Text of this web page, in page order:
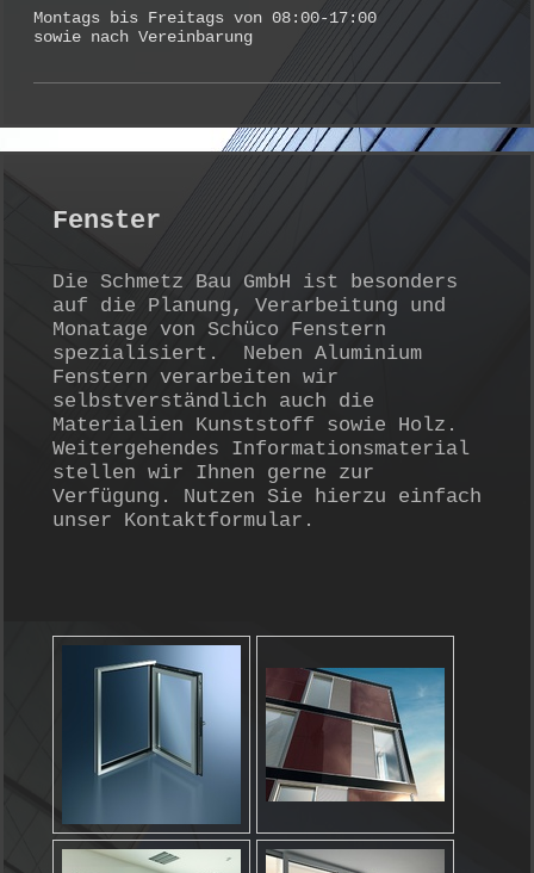
Montags bis Freitags von 08:00-17:00
sowie nach Vereinbarung
Fenster
Die Schmetz Bau GmbH ist besonders
auf die Planung, Verarbeitung und
Monatage von Schüco Fenstern
spezialisiert. Neben Aluminium
Fenstern verarbeiten wir
selbstverständlich auch die
Materialien Kunststoff sowie Holz.
Weitergehendes Informationsmaterial
stellen wir Ihnen gerne zur
Verfügung. Nutzen Sie hierzu einfach
unser Kontaktformular.